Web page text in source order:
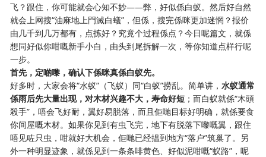
飞？跟住，你可能就会心知不妙——弊，好似係白蚁。然后好自然
就会上网搜“油麻地上門滅白蟻”，但係，搜完係咪更加迷惘？报价
由几千到几万都有，点拣好？究竟个过程係点？今日呢篇文，就係
想同好似你咁嘅新手小白，由头到尾拆解一次，等你知道点样行呢
一步。
首先，定啲嚟，确认下係咪真係白蚁先。
好多时，大家会将“水蚁”（飞蚁）同“白蚁”捞乱。简单讲，水蚁通常
係雨后先大量出现，对木材兴趣不大，寿命好短 ；而白蚁就係“木頭
殺手”，唔会飞好耐，翼好易脱落，而且佢哋目标好明确，就係要食
你间屋嘅木材。如果你见到有虫飞完，地下有脱落下嚟嘅翼，跟住
唔见咗只虫，咁就好大机会，佢哋已经揾到地方“落户”筑巢了。另
外一种明显迹象，就係见到一条条啡黄色、好似泥咁嘅“蚁路”，呢